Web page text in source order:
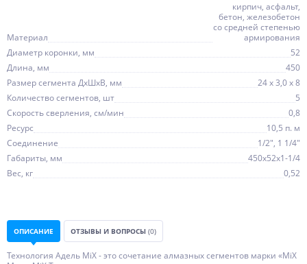
Материал
кирпич, асфальт,
бетон, железобетон
со средней степенью
армирования
Диаметр коронки, мм
52
Длина, мм
450
Размер сегмента ДхШхВ, мм
24 х 3,0 х 8
Количество сегментов, шт
5
Скорость сверления, см/мин
0,8
Ресурс
10,5 п. м
Соединение
1/2", 1 1/4"
Габариты, мм
450х52х1-1/4
Вес, кг
0,52
ОПИСАНИЕ ОТЗЫВЫ И ВОПРОСЫ (0)
Технология Адель MiX - это сочетание алмазных сегментов марки «MiX